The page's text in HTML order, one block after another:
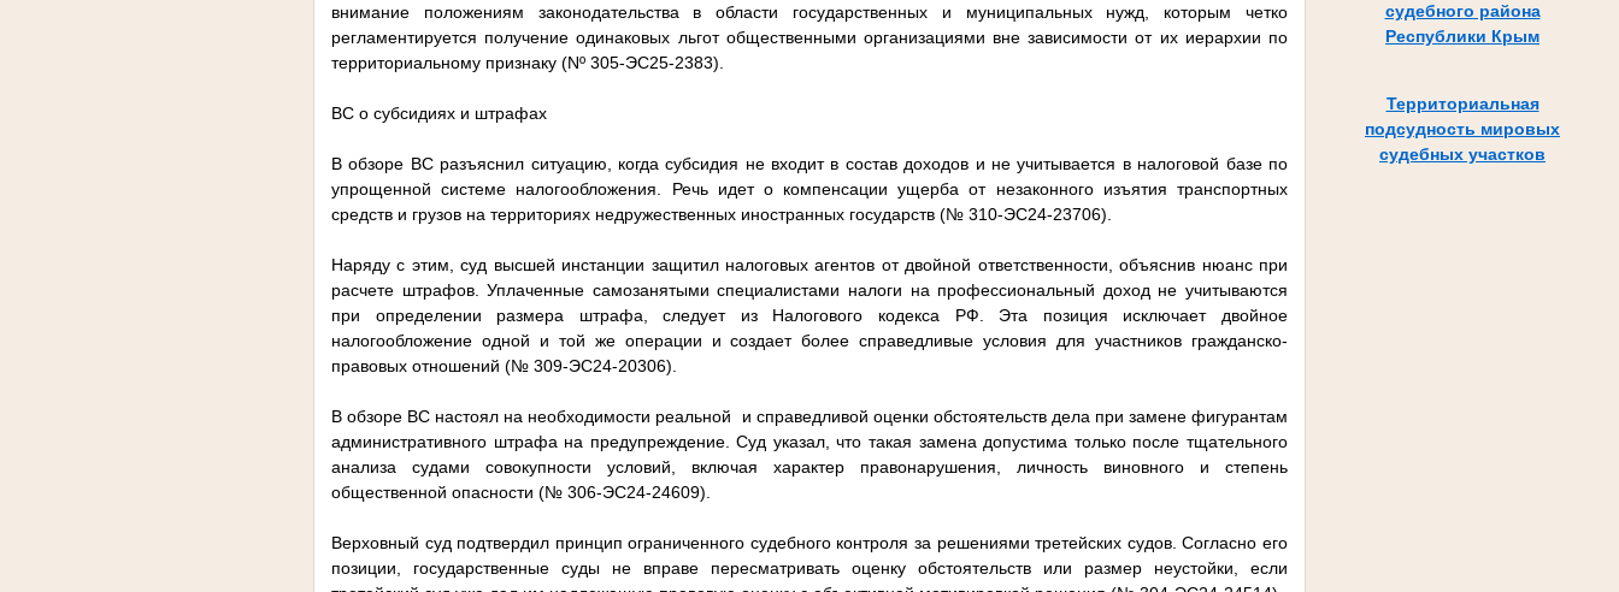
судебного района
Республики Крым
Территориальная
подсудность мировых
судебных участков
внимание положениям законодательства в области государственных и муниципальных нужд, которым четко
регламентируется получение одинаковых льгот общественными организациями вне зависимости от их иерархии по
территориальному признаку (Nº 305-ЭС25-2383).
ВС о субсидиях и штрафах
В обзоре ВС разъяснил ситуацию, когда субсидия не входит в состав доходов и не учитывается в налоговой базе по
упрощенной системе налогообложения. Речь идет о компенсации ущерба от незаконного изъятия транспортных
средств и грузов на территориях недружественных иностранных государств (№ 310-ЭС24-23706).
Наряду с этим, суд высшей инстанции защитил налоговых агентов от двойной ответственности, объяснив нюанс при
расчете штрафов. Уплаченные самозанятыми специалистами налоги на профессиональный доход не учитываются
при определении размера штрафа, следует из Налогового кодекса РФ. Эта позиция исключает двойное
налогообложение одной и той же операции и создает более справедливые условия для участников гражданско-
правовых отношений (№ 309-ЭС24-20306).
В обзоре ВС настоял на необходимости реальной и справедливой оценки обстоятельств дела при замене фигурантам
административного штрафа на предупреждение. Суд указал, что такая замена допустима только после тщательного
анализа судами совокупности условий, включая характер правонарушения, личность виновного и степень
общественной опасности (№ 306-ЭС24-24609).
Верховный суд подтвердил принцип ограниченного судебного контроля за решениями третейских судов. Согласно его
позиции, государственные суды не вправе пересматривать оценку обстоятельств или размер неустойки, если